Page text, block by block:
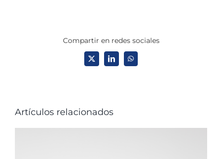
Compartir en redes sociales
X LinkedInWhatsApp
Artículos relacionados